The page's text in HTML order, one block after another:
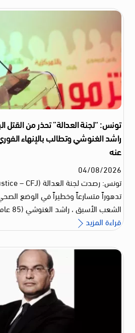
تونس: “لجنة العدالة” تحذر من
راشد الغنوشي وتطالب بالإنهاء
عنه
04/08/2026
تدهوراً متسارعاً وخطيراً في الوضع
الشعب الأسبق ، راشد الغنوشي (85 عاماً)، […]
قراءة المزيد